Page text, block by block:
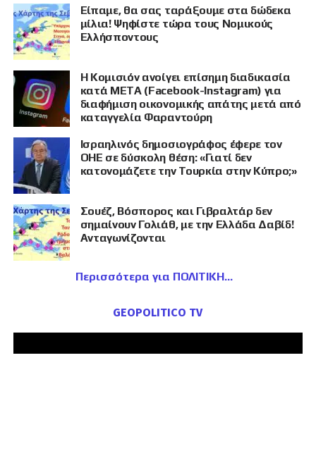
Είπαμε, θα σας ταράξουμε στα δώδεκα
μίλια! Ψηφίστε τώρα τους Νομικούς
Ελλήσποντους
Η Κομισιόν ανοίγει επίσημη διαδικασία
κατά META (Facebook-Instagram) για
διαφήμιση οικονομικής απάτης μετά από
καταγγελία Φαραντούρη
Ισραηλινός δημοσιογράφος έφερε τον
ΟΗΕ σε δύσκολη θέση: «Γιατί δεν
κατονομάζετε την Τουρκία στην Κύπρο;»
Σουέζ, Βόσπορος και Γιβραλτάρ δεν
σημαίνουν Γολιάθ, με την Ελλάδα Δαβίδ!
Ανταγωνίζονται
Περισσότερα για ΠΟΛΙΤΙΚΗ
GEOPOLITICO TV